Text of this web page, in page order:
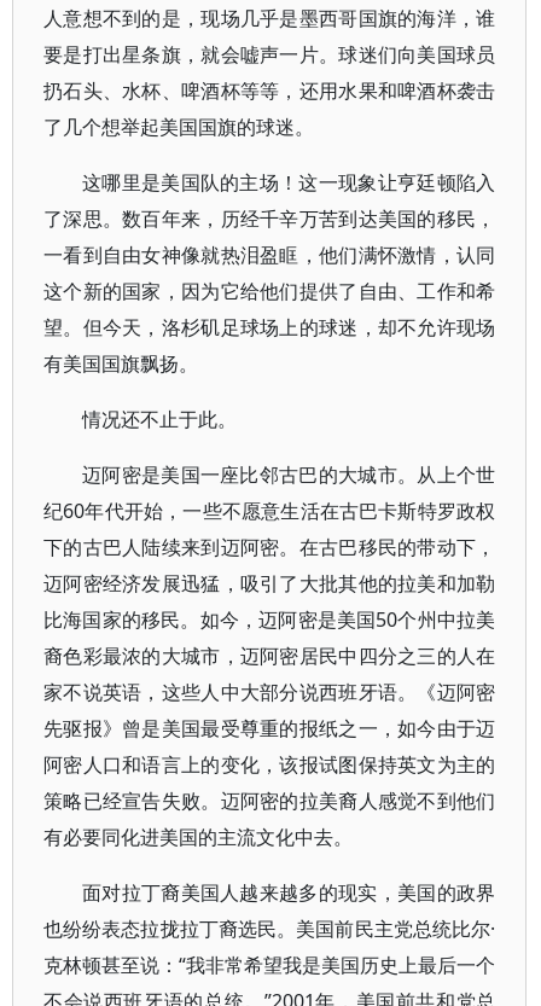
人意想不到的是，现场几乎是墨西哥国旗的海洋，谁
要是打出星条旗，就会嘘声一片。球迷们向美国球员
扔石头、水杯、啤酒杯等等，还用水果和啤酒杯袭击
了几个想举起美国国旗的球迷。
这哪里是美国队的主场！这一现象让亨廷顿陷入
了深思。数百年来，历经千辛万苦到达美国的移民，
一看到自由女神像就热泪盈眶，他们满怀激情，认同
这个新的国家，因为它给他们提供了自由、工作和希
望。但今天，洛杉矶足球场上的球迷，却不允许现场
有美国国旗飘扬。
情况还不止于此。
迈阿密是美国一座比邻古巴的大城市。从上个世
纪60年代开始，一些不愿意生活在古巴卡斯特罗政权
下的古巴人陆续来到迈阿密。在古巴移民的带动下，
迈阿密经济发展迅猛，吸引了大批其他的拉美和加勒
比海国家的移民。如今，迈阿密是美国50个州中拉美
裔色彩最浓的大城市，迈阿密居民中四分之三的人在
家不说英语，这些人中大部分说西班牙语。《迈阿密
先驱报》曾是美国最受尊重的报纸之一，如今由于迈
阿密人口和语言上的变化，该报试图保持英文为主的
策略已经宣告失败。迈阿密的拉美裔人感觉不到他们
有必要同化进美国的主流文化中去。
面对拉丁裔美国人越来越多的现实，美国的政界
也纷纷表态拉拢拉丁裔选民。美国前民主党总统比尔·
克林顿甚至说：“我非常希望我是美国历史上最后一个